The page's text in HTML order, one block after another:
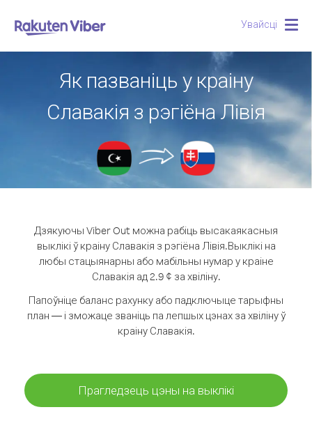
Увайсці
Як пазваніць у краіну
Славакія з рэгіёна Лівія
Дзякуючы Viber Out можна рабіць высакаякасныя
выклікі ў краіну Славакія з рэгіёна Лівія.Выклікі на
любы стацыянарны або мабільны нумар у краіне
Славакія ад 2.9 ¢ за хвіліну.
Папоўніце баланс рахунку або падключыце тарыфны
план — і зможаце званіць па лепшых цэнах за хвіліну ў
краіну Славакія.
Прагледзець цэны на выклікі